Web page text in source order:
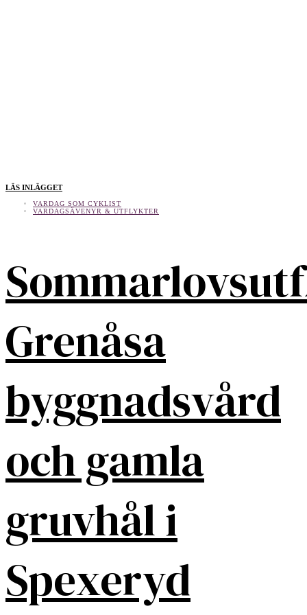
LÄS INLÄGGET
VARDAG SOM CYKLIST
VARDAGSÄVENYR & UTFLYKTER
Grenåsa
byggnadsvård
och gamla
gruvhål i
Spexeryd